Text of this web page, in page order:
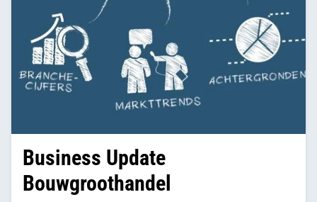
Business Update
Bouwgroothandel